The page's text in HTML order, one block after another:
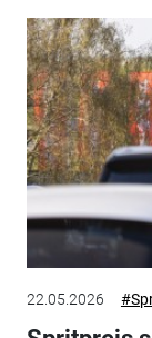
22.05.2026